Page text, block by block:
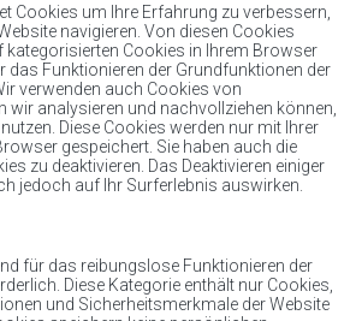
Cookies um Ihre Erfahrung zu verbessern,
navigieren. Von diesen Cookies
kategorisierten Cookies in Ihrem Browser
das Funktionieren der Grundfunktionen der
verwenden auch Cookies von
wir analysieren und nachvollziehen können,
Diese Cookies werden nur mit Ihrer
gespeichert. Sie haben auch die
zu deaktivieren. Das Deaktivieren einiger
jedoch auf Ihr Surferlebnis auswirken.
für das reibungslose Funktionieren der
Diese Kategorie enthält nur Cookies,
und Sicherheitsmerkmale der Website